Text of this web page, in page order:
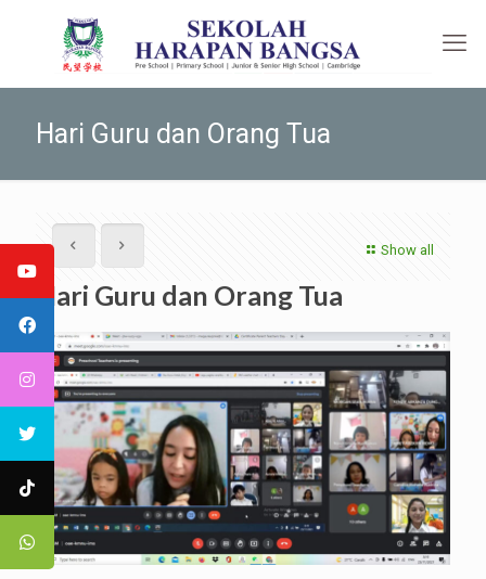
Hari Guru dan Orang Tua
Show all
Hari Guru dan Orang Tua